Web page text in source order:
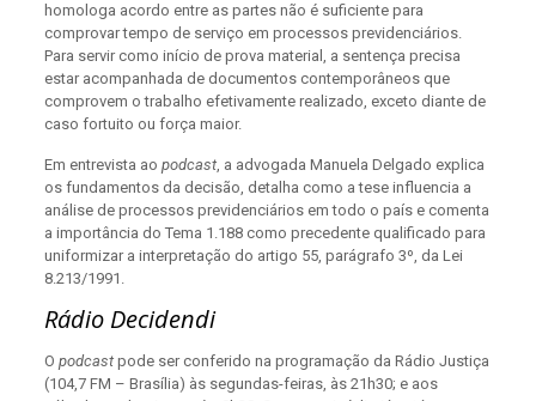
homologa acordo entre as partes não é suficiente para
comprovar tempo de serviço em processos previdenciários.
Para servir como início de prova material, a sentença precisa
estar acompanhada de documentos contemporâneos que
comprovem o trabalho efetivamente realizado, exceto diante de
caso fortuito ou força maior.
Em entrevista ao podcast, a advogada Manuela Delgado explica
os fundamentos da decisão, detalha como a tese influencia a
análise de processos previdenciários em todo o país e comenta
a importância do Tema 1.188 como precedente qualificado para
uniformizar a interpretação do artigo 55, parágrafo 3º, da Lei
8.213/1991.
Rádio Decidendi
O podcast pode ser conferido na programação da Rádio Justiça
(104,7 FM – Brasília) às segundas-feiras, às 21h30; e aos